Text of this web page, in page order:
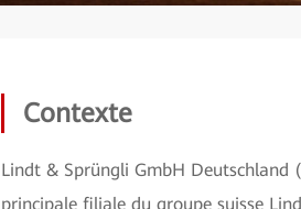
Contexte
Lindt & Sprüngli GmbH
principale filiale du groupe suisse